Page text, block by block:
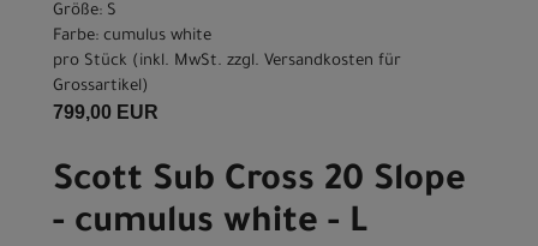
Größe: S
Farbe: cumulus white
pro Stück (inkl. MwSt. zzgl. Versandkosten für
Grossartikel)
799,00 EUR
Scott Sub Cross 20 Slope
- cumulus white - L